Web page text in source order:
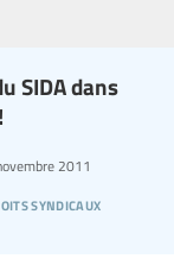
SIDA dans
syndicaux
2011